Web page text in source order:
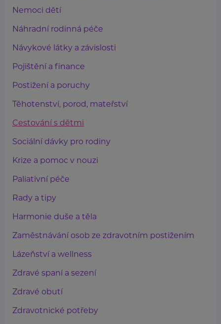
Nemoci dětí
Náhradní rodinná péče
Návykové látky a závislosti
Pojištění a finance
Postižení a poruchy
Těhotenství, porod, mateřství
Cestování s dětmi
Sociální dávky pro rodiny
Krize a pomoc v nouzi
Paliativní péče
Rady a tipy
Harmonie duše a těla
Zaměstnávání osob ze zdravotním postižením
Lázeňství a wellness
Zdravé spaní a sezení
Zdravé obutí
Zdravotnické potřeby